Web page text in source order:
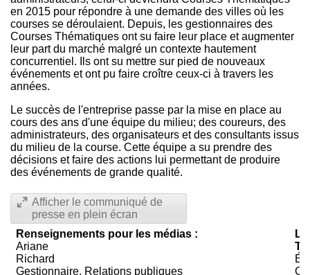
en 2015 pour répondre à une demande des villes où les
courses se déroulaient. Depuis, les gestionnaires des
Courses Thématiques ont su faire leur place et augmenter
leur part du marché malgré un contexte hautement
concurrentiel. Ils ont su mettre sur pied de nouveaux
événements et ont pu faire croître ceux-ci à travers les
années.
Le succès de l'entreprise passe par la mise en place au
cours des ans d'une équipe du milieu; des coureurs, des
administrateurs, des organisateurs et des consultants issus
du milieu de la course. Cette équipe a su prendre des
décisions et faire des actions lui permettant de produire
des événements de grande qualité.
Afficher le communiqué de
presse en plein écran
Renseignements pour les médias :
Ariane
Richard
Gestionnaire, Relations publiques